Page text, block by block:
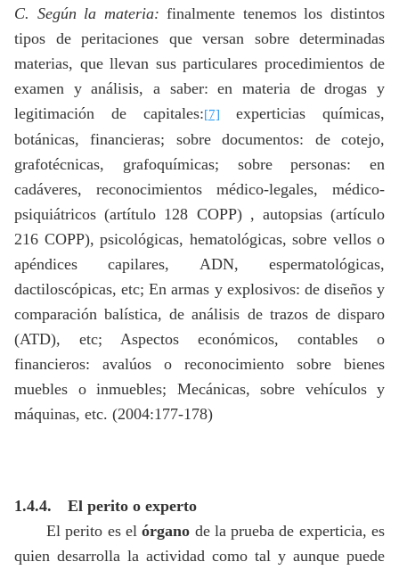
C. Según la materia:finalmente tenemos los distintos
tipos de peritaciones que versan sobre determinadas
materias, que llevan sus particulares procedimientos de
examen y análisis, a saber: en materia de drogas y
legitimación de capitales:[7]
experticias químicas,
botánicas, financieras; sobre documentos: de cotejo,
grafotécnicas, grafoquímicas; sobre personas: en
cadáveres, reconocimientos médico-legales, médico-
psiquiátricos (artítulo 128 COPP) , autopsias (artículo
216 COPP), psicológicas, hematológicas, sobre vellos o
apéndices capilares, ADN, espermatológicas,
dactiloscópicas, etc; En armas y explosivos: de diseños y
comparación balística, de análisis de trazos de disparo
(ATD), etc; Aspectos económicos, contables o
financieros: avalúos o reconocimiento sobre bienes
muebles o inmuebles; Mecánicas, sobre vehículos y
máquinas, etc. (2004:177-178)
1.4.4.
El perito o experto
El perito es elórgano de la prueba de experticia, es
quien desarrolla la actividad como tal y aunque puede